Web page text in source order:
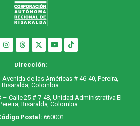
Dirección:
Avenida de las Américas # 46-40, Pereira,
Risaralda, Colombia
– Calle 25 # 7-48, Unidad Administrativa El
Risaralda, Colombia.
Postal: 660001